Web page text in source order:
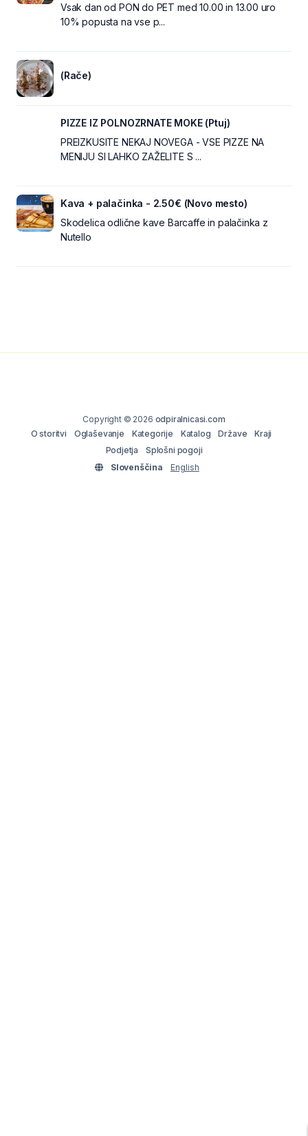
Vsak dan od PON do PET med 10.00 in 13.00 uro
10% popusta na vse p...
(Rače)
PIZZE IZ POLNOZRNATE MOKE (Ptuj)
PREIZKUSITE NEKAJ NOVEGA - VSE PIZZE NA
MENIJU SI LAHKO ZAŽELITE S ...
Kava + palačinka - 2.50€ (Novo mesto)
Skodelica odlične kave Barcaffe in palačinka z
Nutello
Copyright © 2026 odpiralnicasi.com
O storitvi
Oglaševanje Kategorije Katalog Države
Kraji
Podjetja
Splošni pogoji
Slovenščina
English